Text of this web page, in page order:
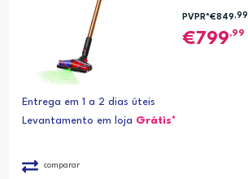
PVPR*€849 ,99
799,99
Entrega em 1 a 2 dias úteis
Levantamento em loja Grátis*
comparar